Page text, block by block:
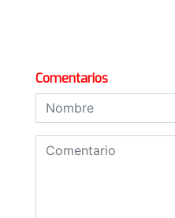
Comentarios